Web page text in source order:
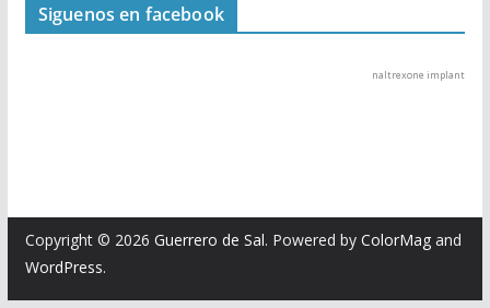
Siguenos en facebook
naltrexone implant
Copyright © 2026 Guerrero de Sal. Powered by ColorMagand
WordPress.